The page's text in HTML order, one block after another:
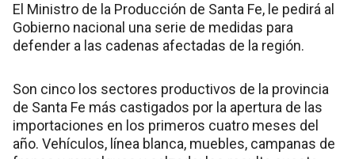
El Ministro de la Producción de Santa Fe, le pedirá al
Gobierno nacional una serie de medidas para
defender a las cadenas afectadas de la región.
Son cinco los sectores productivos de la provincia
de Santa Fe más castigados por la apertura de las
importaciones en los primeros cuatro meses del
año. Vehículos, línea blanca, muebles, campanas de